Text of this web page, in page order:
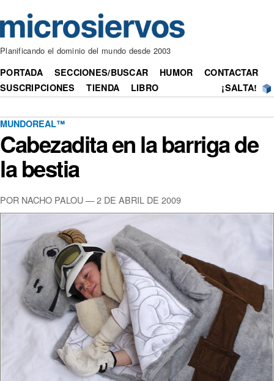
Planificando el dominio del mundo desde 2003
PORTADA SECCIONES/BUSCAR HUMOR
CONTACTAR
SUSCRIPCIONES
TIENDA LIBRO ¡SALTA!
MUNDOREAL™
Cabezadita en la barriga de
la bestia
POR NACHO PALOU — 2 DE ABRIL DE 2009